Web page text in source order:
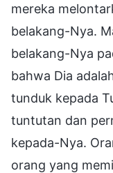
mereka
belakang-Nya.
belakang-Nya
bahwa Dia
tunduk kepada
tuntutan dan
kepada-Nya.
orang yang